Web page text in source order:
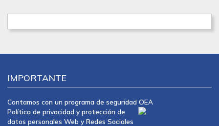
IMPORTANTE
Contamos con un programa de seguridad OEA
Política de privacidad y protección de
datos personales Web y Redes Sociales